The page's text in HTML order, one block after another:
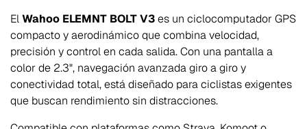
ElWahoo ELEMNT BOLT V3es un ciclocomputador GPS
compacto y aerodinámico que combina velocidad,
precisión y control en cada salida. Con una pantalla a
color de 2.3", navegación avanzada giro a giro y
conectividad total, está diseñado para ciclistas exigentes
que buscan rendimiento sin distracciones.